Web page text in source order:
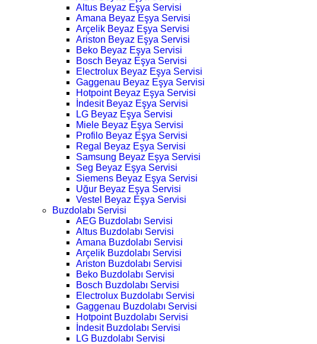
Altus Beyaz Eşya Servisi
Amana Beyaz Eşya Servisi
Arçelik Beyaz Eşya Servisi
Ariston Beyaz Eşya Servisi
Beko Beyaz Eşya Servisi
Bosch Beyaz Eşya Servisi
Electrolux Beyaz Eşya Servisi
Gaggenau Beyaz Eşya Servisi
Hotpoint Beyaz Eşya Servisi
İndesit Beyaz Eşya Servisi
LG Beyaz Eşya Servisi
Miele Beyaz Eşya Servisi
Profilo Beyaz Eşya Servisi
Regal Beyaz Eşya Servisi
Samsung Beyaz Eşya Servisi
Seg Beyaz Eşya Servisi
Siemens Beyaz Eşya Servisi
Uğur Beyaz Eşya Servisi
Vestel Beyaz Eşya Servisi
Buzdolabı Servisi
AEG Buzdolabı Servisi
Altus Buzdolabı Servisi
Amana Buzdolabı Servisi
Arçelik Buzdolabı Servisi
Ariston Buzdolabı Servisi
Beko Buzdolabı Servisi
Bosch Buzdolabı Servisi
Electrolux Buzdolabı Servisi
Gaggenau Buzdolabı Servisi
Hotpoint Buzdolabı Servisi
İndesit Buzdolabı Servisi
LG Buzdolabı Servisi